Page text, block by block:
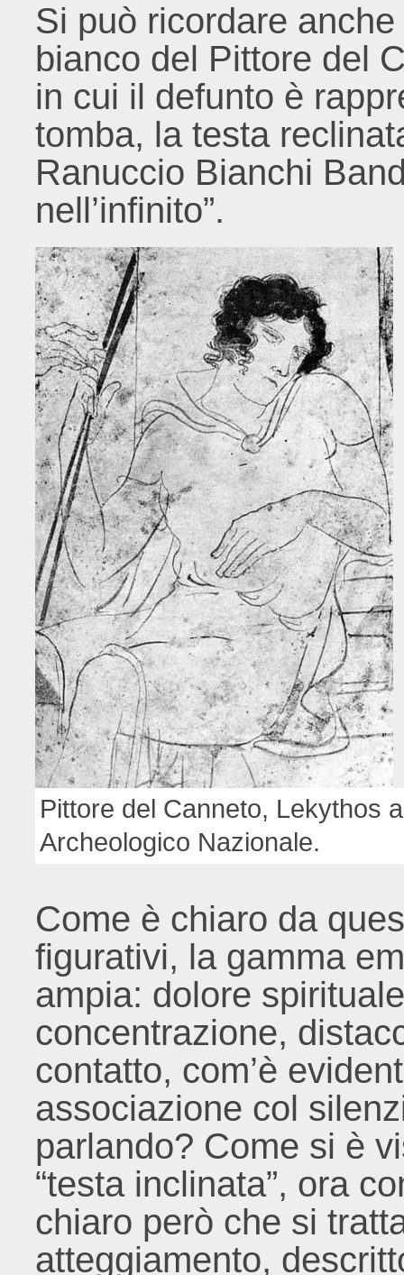
Si può ricordare
bianco del Pittore del
in cui il defunto è
tomba, la testa
Ranuccio Bianchi
nell’infinito”.
Pittore del Canneto, Lekythos
Archeologico Nazionale.
Come è chiaro da
figurativi, la gamma
ampia: dolore
concentrazione,
contatto, com’è
associazione col
parlando? Come si è
“testa inclinata”, ora
chiaro però che si
atteggiamento,